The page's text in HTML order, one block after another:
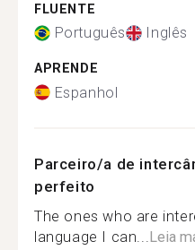
FLUENTE
Português Inglês
APRENDE
Espanhol
Parceiro/a de
perfeito
The ones who are
language I can... Leia